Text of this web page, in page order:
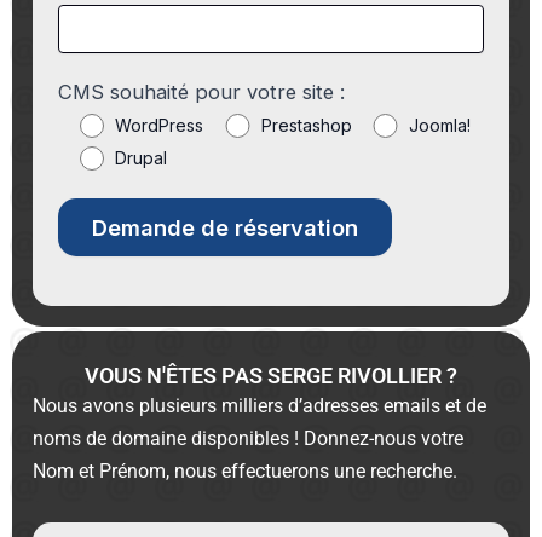
CMS souhaité pour votre site :
WordPress Prestashop
Joomla!
Drupal
VOUS N'ÊTES PAS SERGE RIVOLLIER ?
Nous avons plusieurs milliers d’adresses emails et de
noms de domaine disponibles ! Donnez-nous votre
Nom et Prénom, nous effectuerons une recherche.